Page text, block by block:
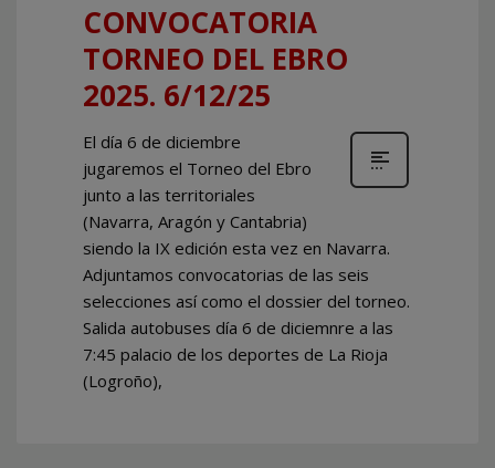
CONVOCATORIA
TORNEO DEL EBRO
2025. 6/12/25
El día 6 de diciembre
jugaremos el Torneo del Ebro
junto a las territoriales
(Navarra, Aragón y Cantabria)
siendo la IX edición esta vez en Navarra.
Adjuntamos convocatorias de las seis
selecciones así como el dossier del torneo.
Salida autobuses día 6 de diciemnre a las
7:45 palacio de los deportes de La Rioja
(Logroño),